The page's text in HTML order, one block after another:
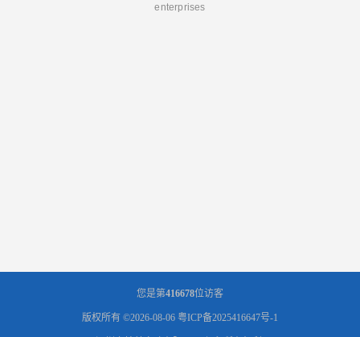
enterprises
您是第416678位访客
版权所有 ©2026-08-06 粤ICP备2025416647号-1